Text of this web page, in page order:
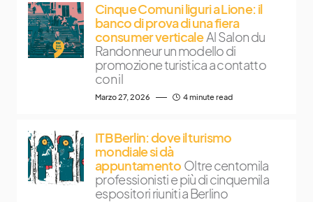
Cinque Comuni liguri a Lione: il
banco di prova di una fiera
consumer verticale Al Salon du
Randonneur un modello di
promozione turistica a contatto
con il
Marzo 27, 2026 4 minute read
ITB Berlin: dove il turismo
mondiale si dà
appuntamento Oltre centomila
professionisti e più di cinquemila
espositori riuniti a Berlino